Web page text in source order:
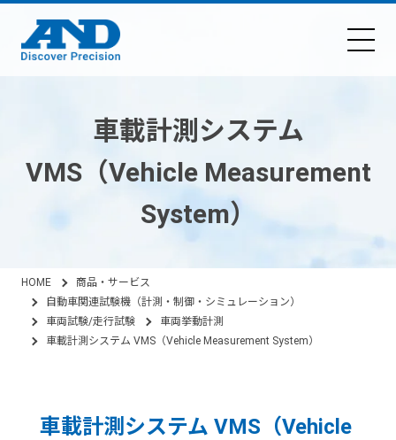
車載計測システム
VMS（Vehicle Measurement
System）
HOME
商品・サービス
自動車関連試験機（計測・制御・シミュレーション）
車両試験/走行試験
車両挙動計測
車載計測システム VMS（Vehicle Measurement System）
車載計測システム VMS（Vehicle